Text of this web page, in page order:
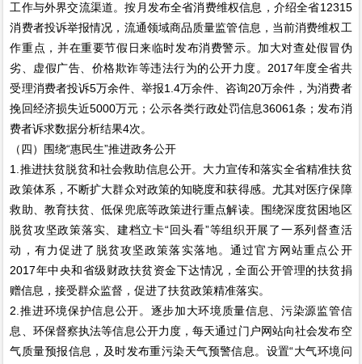
工作与外界交流渠道。按月发布全省消费维权信息，介绍全省12315
消费者投诉举报情况，流通领域商品质量监管信息，当前消费维权工
作重点，并在重要节假日来临时发布消费警示。加大对查处假冒伪
劣、虚假广告、价格欺诈等违法行为的公开力度。2017年度全省共
受理消费者投诉5万余件、举报1.4万余件、咨询20万余件，为消费者
挽回经济损失近5000万元；公示各类行政处罚信息36061条；发布消
费者诉求数据分析结果4次。
（四）围绕“惠民生”推进政务公开
1.推进扶贫脱贫和社会救助信息公开。大力宣传和落实全省精准扶贫
政策体系，不断扩大群众对政策的知晓度和获得感。尤其对医疗保障
救助、教育扶贫、低保兜底等政策进行重点解读。围绕深度贫困地区
脱贫攻坚政策落实、建档立卡“回头看”等组织开展了一系列督查活
动，有力促进了脱贫攻坚政策落实落地。通过官方网站重点公开
2017年中央和省级财政扶贫资金下达情况，全面公开管理的扶贫捐
赠信息，接受群众监督，促进了扶贫政策精准落实。
2.推进环境保护信息公开。逐步加大环境质量信息、污染源监管信
息、环保督察执法等信息公开力度，每天通过门户网站向社会发布空
气质量预报信息，及时发布重污染天气预警信息。设置“大气环境问